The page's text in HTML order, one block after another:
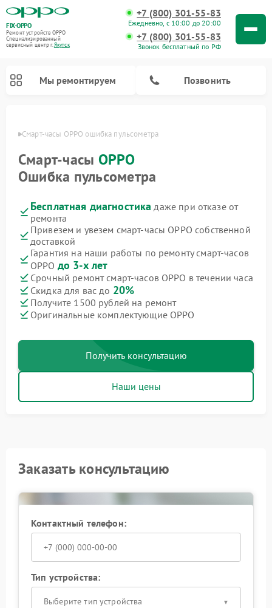
FIX-OPPO
Ремонт устройств OPPO
Специализированный
cервисный центр г.Якутск
+7 (800) 301-55-83
Ежедневно, с 10:00 до 20:00
+7 (800) 301-55-83
Звонок бесплатный по РФ
Мы ремонтируем Позвонить
Смарт-часы OPPO ошибка пульсометра
Смарт-часы OPPO
Ошибка пульсометра
Бесплатная диагностика даже при отказе от
ремонта
Привезем и увезем смарт-часы OPPO собственной
доставкой
Гарантия на наши работы по ремонту смарт-часов
OPPO до 3-х лет
Срочный ремонт смарт-часов OPPO в течении часа
Скидка для вас до 20%
Получите 1500 рублей на ремонт
Оригинальные комплектующие OPPO
Получить консультацию
Наши цены
Заказать консультацию
Контактный телефон:
Тип устройства:
Выберите тип устройства